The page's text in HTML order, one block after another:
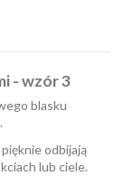
- wzór 3
blasku
odbijają
lub ciele.